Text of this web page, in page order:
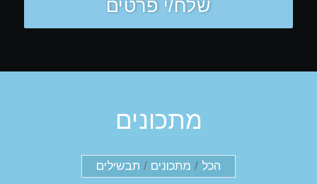
מתכונים
הכל / מתכונים / תבשילים